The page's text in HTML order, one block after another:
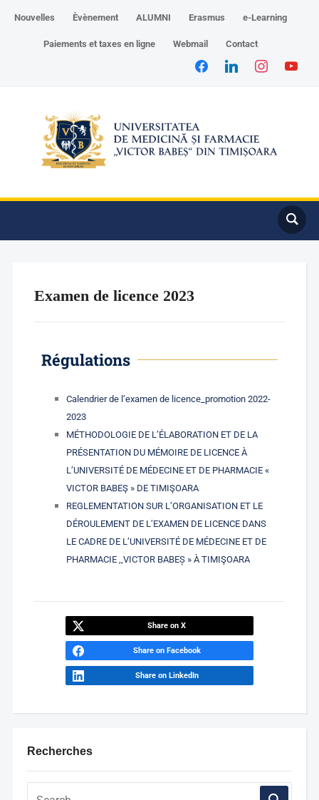
Nouvelles Èvènement ALUMNI Erasmus e-Learning
Paiements et taxes en ligne Webmail Contact
Recherches
Examen de licence 2023
Régulations
Calendrier de l’examen de licence_promotion 2022-
2023
MÉTHODOLOGIE DE L’ÉLABORATION ET DE LA
PRÉSENTATION DU MÉMOIRE DE LICENCE À
L’UNIVERSITÉ DE MÉDECINE ET DE PHARMACIE «
VICTOR BABEŞ » DE TIMIŞOARA
REGLEMENTATION SUR L’ORGANISATION ET LE
DÉROULEMENT DE L’EXAMEN DE LICENCE DANS
LE CADRE DE L’UNIVERSITÉ DE MÉDECINE ET DE
PHARMACIE ,,VICTOR BABEȘ » À TIMIŞOARA
Share on X
Share on Facebook
Share on LinkedIn